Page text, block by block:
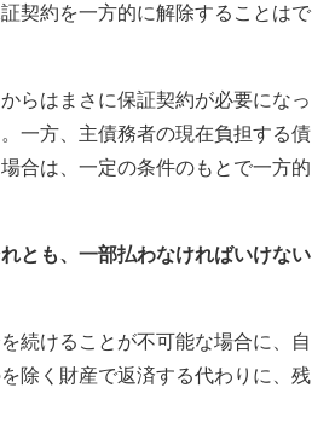
契約を一方的に解除することはで
らはまさに保証契約が必要になっ
一方、主債務者の現在負担する債
合は、一定の条件のもとで一方的
とも、一部払わなければいけない
続けることが不可能な場合に、自
除く財産で返済する代わりに、残